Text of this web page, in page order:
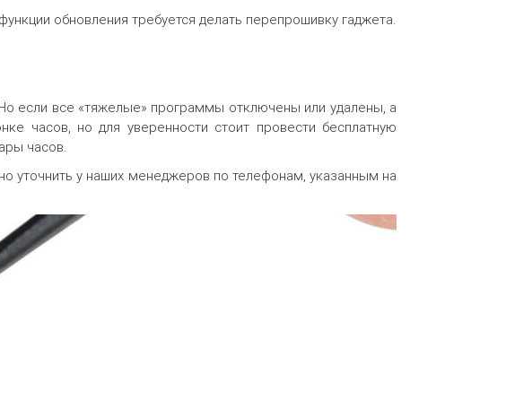
обновления требуется делать перепрошивку гаджета.
если все «тяжелые» программы отключены или удалены, а
часов, но для уверенности стоит провести бесплатную
часов.
уточнить у наших менеджеров по телефонам, указанным на